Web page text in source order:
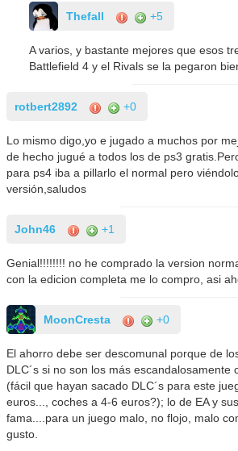
Thefall +5
A varios, y bastante mejores que esos
Battlefield 4 y el Rivals se la pegaron
rotbert2892 +0
Lo mismo digo,yo e jugado a muchos por
de hecho jugué a todos los de ps3
para ps4 iba a pillarlo el normal pero
versión,saludos
John46 +1
Genial!!!!!!!! no he comprado la version
con la edicion completa me lo compro, asi
MoonCresta +0
El ahorro debe ser descomunal porque de
DLC´s si no son los más escandalosamente
(fácil que hayan sacado DLC´s para este
euros..., coches a 4-6 euros?); lo de EA y
fama....para un juego malo, no flojo, malo
gusto.